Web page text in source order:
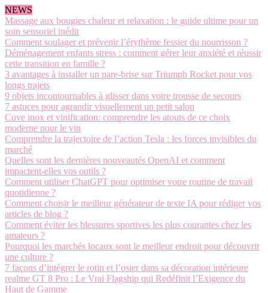
NEWS
Massage aux bougies chaleur et relaxation : le guide ultime pour un
soin sensoriel inédit
Comment soulager et prévenir l’érythème fessier du nourrisson ?
Déménagement enfants stress : comment gérer leur anxiété et réussir
cette transition en famille ?
3 avantages à installer un pare-brise sur Triumph Rocket pour vos
longs trajets
9 objets incontournables à glisser dans votre trousse de secours
7 astuces pour agrandir visuellement un petit salon
Cuve inox et vinification: comprendre les atouts de ce choix
moderne pour le vin
Comprendre la trajectoire de l’action Tesla : les forces invisibles du
marché
Quelles sont les dernières nouveautés OpenAI et comment
impactent-elles vos outils ?
Comment utiliser ChatGPT pour optimiser votre routine de travail
quotidienne ?
Comment choisir le meilleur générateur de texte IA pour rédiger vos
articles de blog ?
Comment éviter les blessures sportives les plus courantes chez les
amateurs ?
Pourquoi les marchés locaux sont le meilleur endroit pour découvrir
une culture ?
7 façons d’intégrer le rotin et l’osier dans sa décoration intérieure
realme GT 8 Pro : Le Vrai Flagship qui Redéfinit l’Exigence du
Haut de Gamme